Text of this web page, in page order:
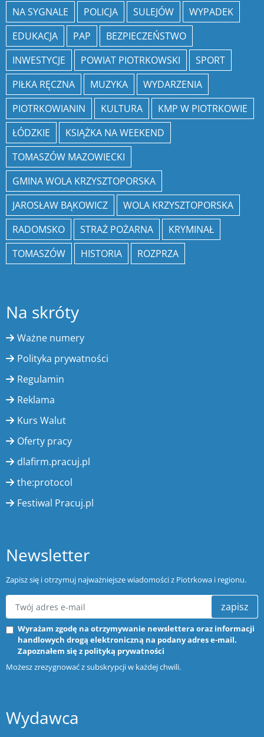
NA SYGNALE
POLICJA SULEJÓW
WYPADEK
EDUKACJA
PAP
BEZPIECZEŃSTWO
INWESTYCJE
POWIAT PIOTRKOWSKI
SPORT
PIŁKA RĘCZNA
MUZYKA
WYDARZENIA
PIOTRKOWIANIN
KULTURA
KMP W PIOTRKOWIE
ŁÓDZKIE
KSIĄŻKA NA WEEKEND
TOMASZÓW MAZOWIECKI
GMINA WOLA KRZYSZTOPORSKA
JAROSŁAW BĄKOWICZ
WOLA KRZYSZTOPORSKA
RADOMSKO
STRAŻ POŻARNA
KRYMINAŁ
TOMASZÓW
HISTORIA ROZPRZA
Na skróty
Ważne numery
Polityka prywatności
Regulamin
Reklama
Kurs Walut
Oferty pracy
dlafirm.pracuj.pl
the:protocol
Festiwal Pracuj.pl
Newsletter
Zapisz się i otrzymuj najważniejsze wiadomości z Piotrkowa i regionu.
zapisz
Wyrażam zgodę na otrzymywanie newslettera oraz informacji
handlowych drogą elektroniczną na podany adres e-mail.
Zapoznałem się z polityką prywatności
Możesz zrezygnować z subskrypcji w każdej chwili.
Wydawca